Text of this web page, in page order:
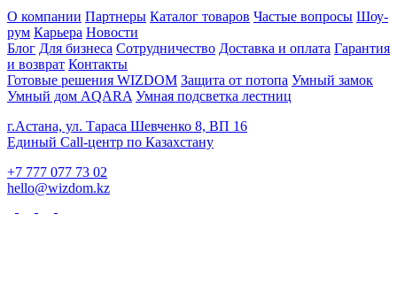
О компании Партнеры Каталог товаров Частые вопросы Шоу-
рум Карьера Новости
Блог Для бизнеса Сотрудничество Доставка и оплата Гарантия
и возврат Контакты
Готовые решения WIZDOM Защита от потопа Умный замок
Умный дом AQARA Умная подсветка лестниц
г.Астана, ул. Тараса Шевченко 8, ВП 16
Единый Call-центр по Казахстану
+7 777 077 73 02
hello@wizdom.kz